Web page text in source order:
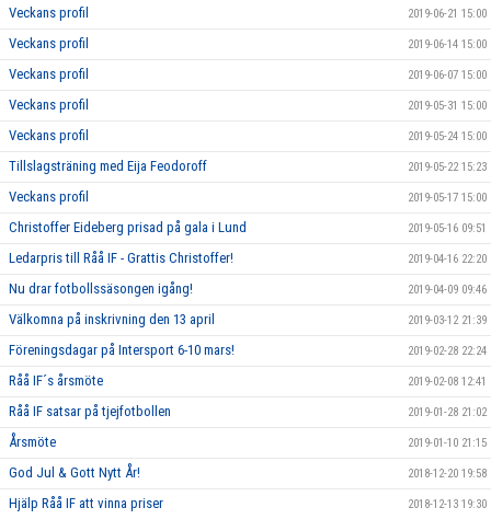
Veckans profil 2019-06-21 15:00
Veckans profil 2019-06-14 15:00
Veckans profil 2019-06-07 15:00
Veckans profil 2019-05-31 15:00
Veckans profil 2019-05-24 15:00
Tillslagsträning med Eija Feodoroff 2019-05-22 15:23
Veckans profil 2019-05-17 15:00
Christoffer Eideberg prisad på gala i Lund 2019-05-16 09:51
Ledarpris till Råå IF - Grattis Christoffer! 2019-04-16 22:20
Nu drar fotbollssäsongen igång! 2019-04-09 09:46
Välkomna på inskrivning den 13 april 2019-03-12 21:39
Föreningsdagar på Intersport 6-10 mars! 2019-02-28 22:24
Råå IF´s årsmöte 2019-02-08 12:41
Råå IF satsar på tjejfotbollen 2019-01-28 21:02
Årsmöte 2019-01-10 21:15
God Jul & Gott Nytt År! 2018-12-20 19:58
Hjälp Råå IF att vinna priser 2018-12-13 19:30